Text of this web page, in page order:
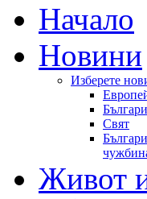
Начало
Новини
Изберете
Свят
Живот